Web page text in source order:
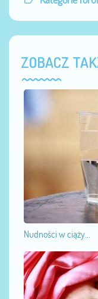
ZOBACZ
Nudności w ciąży...